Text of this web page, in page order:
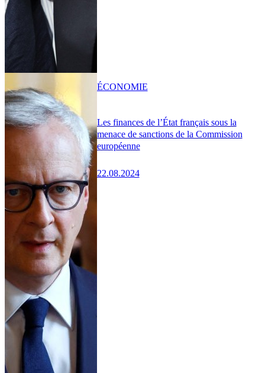
Les finances de l’État français sous la
menace de sanctions de la Commission
européenne
22.08.2024
ÉCONOMIE